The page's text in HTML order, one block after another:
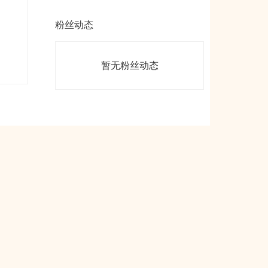
粉丝动态
暂无粉丝动态